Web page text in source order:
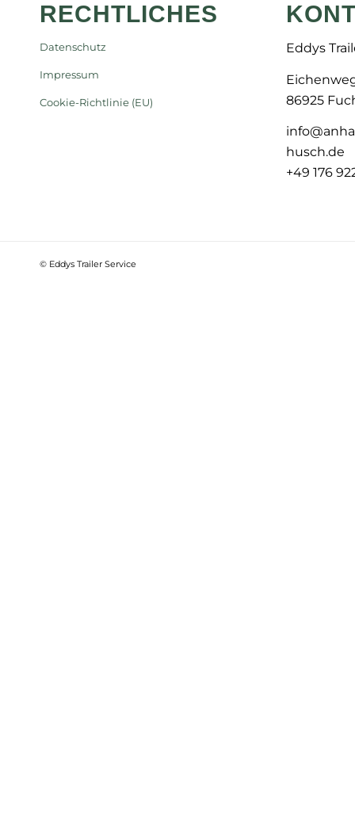
RECHTLICHES
Datenschutz
Impressum
Cookie-Richtlinie (EU)
Eddys
86925
husch.de
+49 176
© Eddys Trailer Service